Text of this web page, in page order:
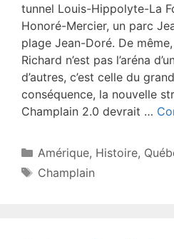
tunnel Louis-Hippolyte-La
Honoré-Mercier, un parc
plage Jean-Doré. De
Richard n’est pas l’aréna
d’autres, c’est celle du
conséquence, la nouvelle
Champlain 2.0 devrait …
Catégories
Amérique, Histoire,
Étiquettes
Champlain